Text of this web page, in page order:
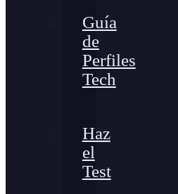
Guía
de
Perfiles
Tech
Haz
el
Test